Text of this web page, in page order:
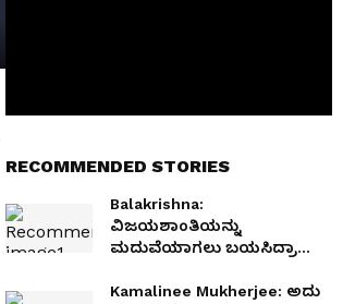
RECOMMENDED STORIES
Balakrishna:
ವಿಜಯಶಾಂತಿಯನ್ನು
ಮದುವೆಯಾಗಲು ಬಯಸಿದ್ರಾ
ನೋಡಿ!
Kamalinee Mukherjee: ಅದು